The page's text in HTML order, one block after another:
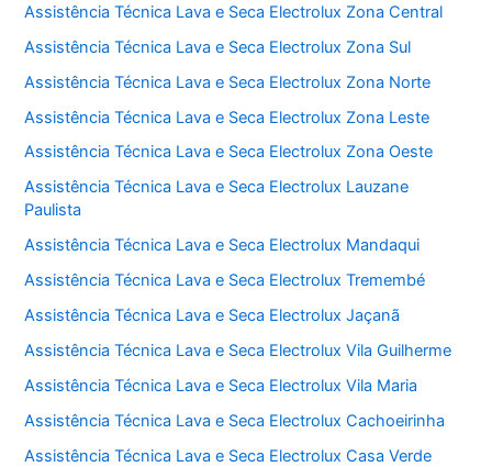
Assistência Técnica Lava e Seca Electrolux Zona Central
Assistência Técnica Lava e Seca Electrolux Zona Sul
Assistência Técnica Lava e Seca Electrolux Zona Norte
Assistência Técnica Lava e Seca Electrolux Zona Leste
Assistência Técnica Lava e Seca Electrolux Zona Oeste
Assistência Técnica Lava e Seca Electrolux Lauzane
Paulista
Assistência Técnica Lava e Seca Electrolux Mandaqui
Assistência Técnica Lava e Seca Electrolux Tremembé
Assistência Técnica Lava e Seca Electrolux Jaçanã
Assistência Técnica Lava e Seca Electrolux Vila Guilherme
Assistência Técnica Lava e Seca Electrolux Vila Maria
Assistência Técnica Lava e Seca Electrolux Cachoeirinha
Assistência Técnica Lava e Seca Electrolux Casa Verde